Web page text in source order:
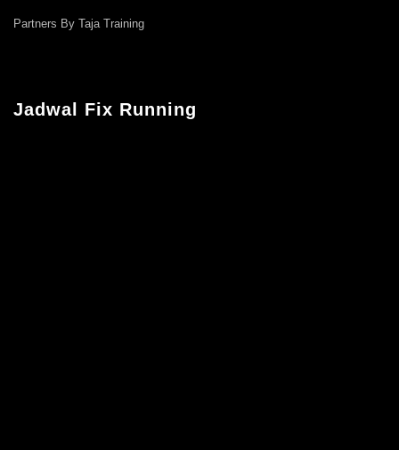
Partners By Taja Training
Jadwal Fix Running